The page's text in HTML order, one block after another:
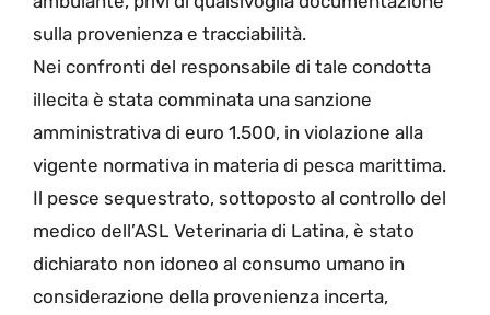
sulla provenienza e tracciabilità.
Nei confronti del responsabile di tale condotta
illecita è stata comminata una sanzione
amministrativa di euro 1.500, in violazione alla
vigente normativa in materia di pesca marittima.
Il pesce sequestrato, sottoposto al controllo del
medico dell’ASL Veterinaria di Latina, è stato
dichiarato non idoneo al consumo umano in
considerazione della provenienza incerta,